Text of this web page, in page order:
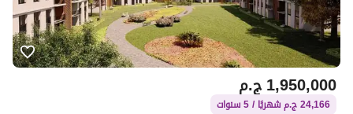
ج.م1,950,000
24,166 ج.م شهريًا / 5 سنوات